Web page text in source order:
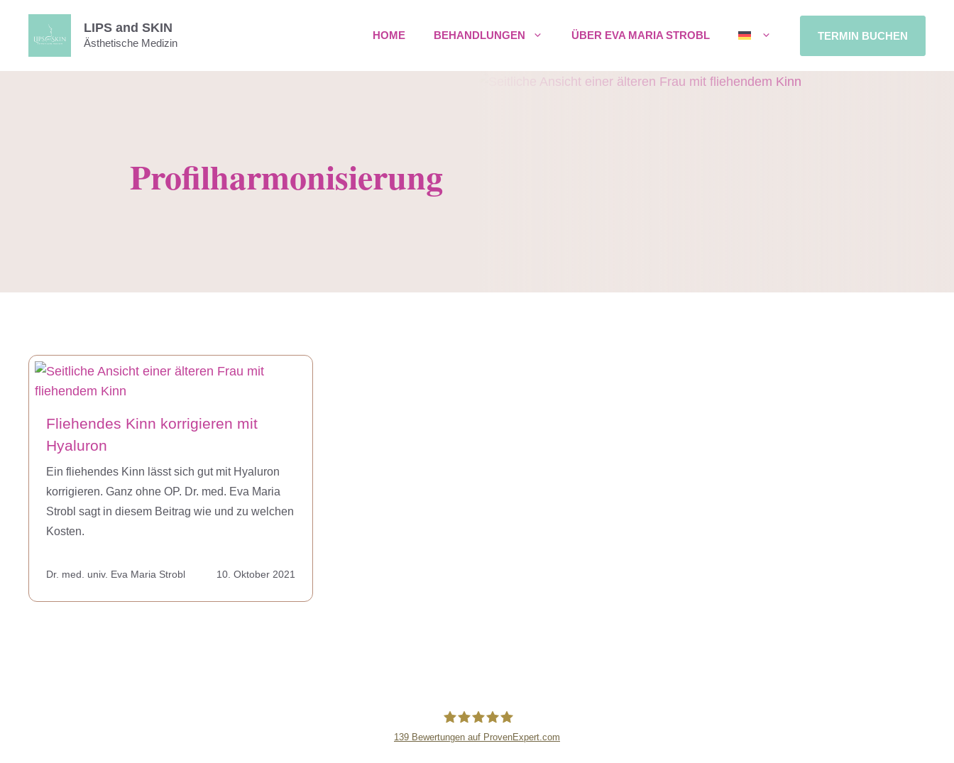
springen
LIPS and SKIN
Ästhetische Medizin
HOME BEHANDLUNGEN ÜBER EVA MARIA STROBL TERMIN BUCHEN
Profilharmonisierung
Fliehendes Kinn korrigieren mit
Hyaluron
Ein fliehendes Kinn lässt sich gut mit Hyaluron
korrigieren. Ganz ohne OP. Dr. med. Eva Maria
Strobl sagt in diesem Beitrag wie und zu welchen
Kosten.
Dr. med. univ. Eva Maria Strobl 10. Oktober 2021
139 Bewertungen auf ProvenExpert.com